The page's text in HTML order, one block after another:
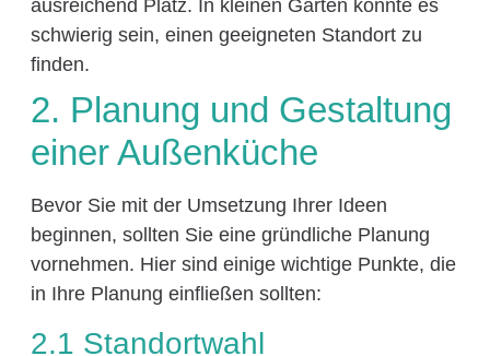
ausreichend Platz. In kleinen Gärten könnte es
schwierig sein, einen geeigneten Standort zu
finden.
2. Planung und Gestaltung
einer Außenküche
Bevor Sie mit der Umsetzung Ihrer Ideen
beginnen, sollten Sie eine gründliche Planung
vornehmen. Hier sind einige wichtige Punkte, die
in Ihre Planung einfließen sollten:
2.1 Standortwahl